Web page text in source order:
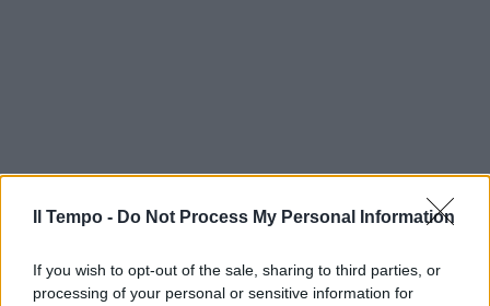
Il Tempo - Do Not Process My Personal Information
If you wish to opt-out of the sale, sharing to third parties, or
processing of your personal or sensitive information for